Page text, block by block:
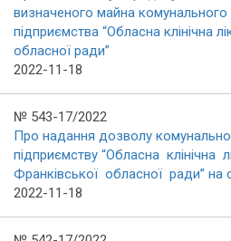
визначеного майна комунального
підприємства “Обласна клінічна
обласної ради”
2022-11-18
№ 543-17/2022
Про надання дозволу
підприємству “Обласна клінічна
Франківської обласної ради” на
2022-11-18